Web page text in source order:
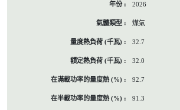
2026
煤氣
32.7
32.0
92.7
91.3